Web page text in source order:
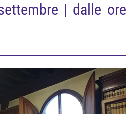
| dalle ore